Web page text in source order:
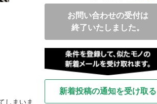
しまいま
お問い合わせの受付は
終了いたしました。
新着投稿の通知を受け取る